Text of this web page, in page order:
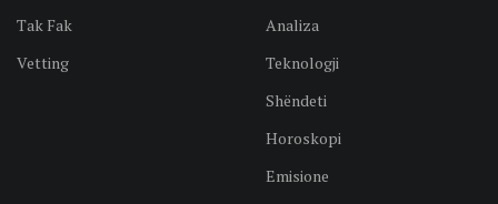
Tak Fak
Vetting
Analiza
Teknologji
Shëndeti
Horoskopi
Emisione